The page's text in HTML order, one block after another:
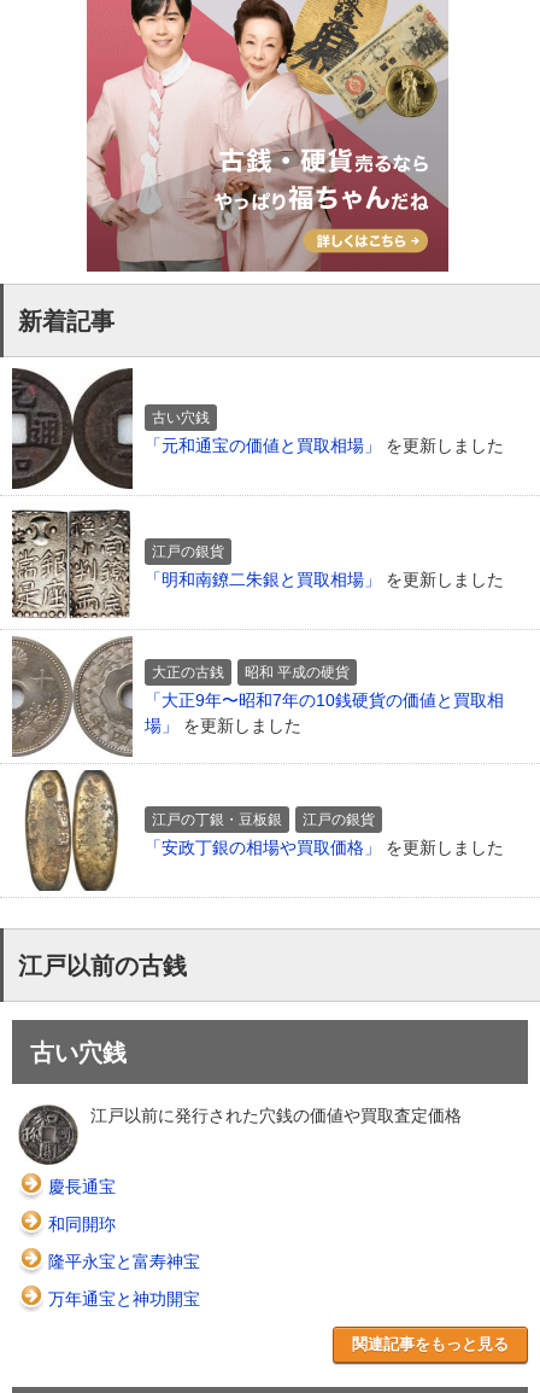
新着記事
古い穴銭
「元和通宝の価値と買取相場」 を更新しました
江戸の銀貨
「明和南鐐二朱銀と買取相場」 を更新しました
大正の古銭 昭和 平成の硬貨
「大正9年〜昭和7年の10銭硬貨の価値と買取相
場」 を更新しました
江戸の丁銀・豆板銀 江戸の銀貨
「安政丁銀の相場や買取価格」 を更新しました
江戸以前の古銭
古い穴銭
江戸以前に発行された穴銭の価値や買取査定価格
慶長通宝
和同開珎
隆平永宝と富寿神宝
万年通宝と神功開宝
関連記事をもっと見る